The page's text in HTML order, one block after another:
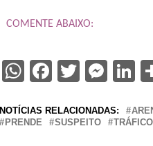
COMENTE ABAIXO:
WhatsApp
Facebook
Twitter
NOTÍCIAS RELACIONADAS:
PRENDE
SUSPEITO TRÁFICO